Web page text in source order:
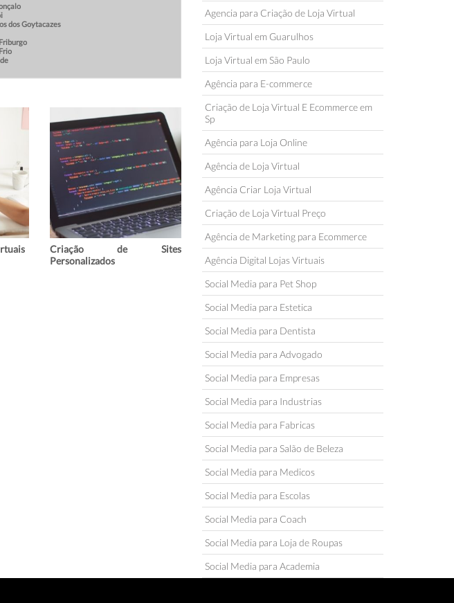
dos Goytacazes
Criação de Sites
Personalizados
Agencia para Criação de Loja Virtual
Loja Virtual em Guarulhos
Loja Virtual em São Paulo
Agência para E-commerce
Criação de Loja Virtual E Ecommerce em
Sp
Agência para Loja Online
Agência de Loja Virtual
Agência Criar Loja Virtual
Criação de Loja Virtual Preço
Agência de Marketing para Ecommerce
Agência Digital Lojas Virtuais
Social Media para Pet Shop
Social Media para Estetica
Social Media para Dentista
Social Media para Advogado
Social Media para Empresas
Social Media para Industrias
Social Media para Fabricas
Social Media para Salão de Beleza
Social Media para Medicos
Social Media para Escolas
Social Media para Coach
Social Media para Loja de Roupas
Social Media para Academia